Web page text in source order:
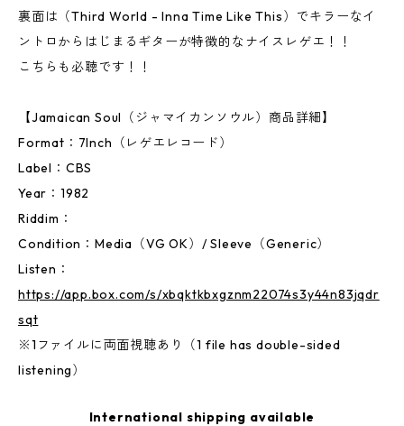
裏面は（Third World - Inna Time Like This）でキラーなイ
ントロからはじまるギターが特徴的なナイスレゲエ！！
こちらも必聴です！！
【Jamaican Soul（ジャマイカンソウル）商品詳細】
Format：7Inch（レゲエレコード）
Label：CBS
Year：1982
Riddim：
Condition：Media（VG OK）/ Sleeve（Generic）
Listen：
https://app.box.com/s/xbqktkbxgznm22074s3y44n83jqdr
sqt
※1ファイルに両面視聴あり（1 file has double-sided
listening）
International shipping available